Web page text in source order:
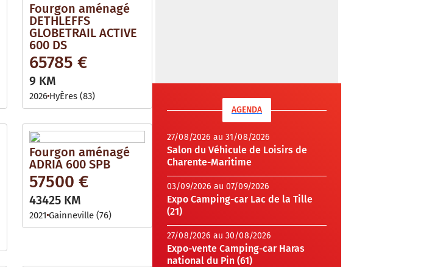
Fourgon aménagé
DETHLEFFS
GLOBETRAIL ACTIVE
600 DS
65785 €
9 KM
2026 HyÈres (83)
Fourgon aménagé
ADRIA 600 SPB
57500 €
43425 KM
2021 Gainneville (76)
AGENDA
27/08/2026 au 31/08/2026
Salon du Véhicule de Loisirs de
Charente-Maritime
03/09/2026 au 07/09/2026
Expo Camping-car Lac de la Tille
(21)
27/08/2026 au 30/08/2026
Expo-vente Camping-car Haras
national du Pin (61)